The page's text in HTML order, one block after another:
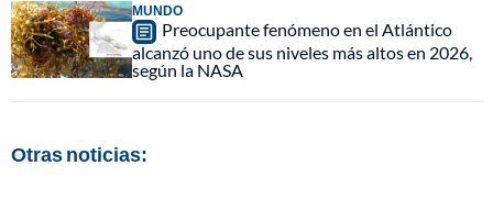
MUNDO
Preocupante fenómeno en el Atlántico
alcanzó uno de sus niveles más altos en 2026,
según la NASA
Otras noticias: